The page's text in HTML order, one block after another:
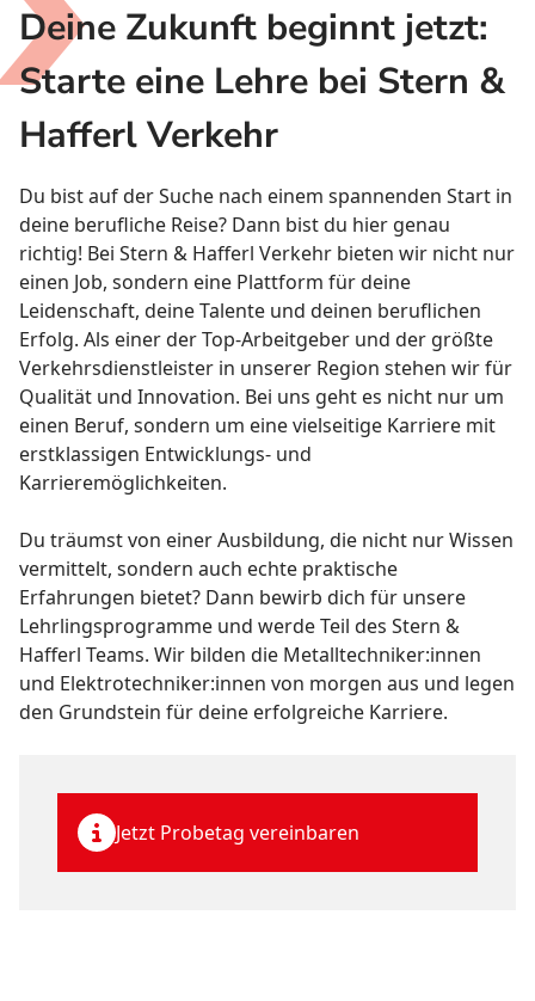
Deine Zukunft beginnt jetzt:
Starte eine Lehre bei Stern &
Hafferl Verkehr
Du bist auf der Suche nach einem spannenden Start in
deine berufliche Reise? Dann bist du hier genau
richtig! Bei Stern & Hafferl Verkehr bieten wir nicht nur
einen Job, sondern eine Plattform für deine
Leidenschaft, deine Talente und deinen beruflichen
Erfolg. Als einer der Top-Arbeitgeber und der größte
Verkehrsdienstleister in unserer Region stehen wir für
Qualität und Innovation. Bei uns geht es nicht nur um
einen Beruf, sondern um eine vielseitige Karriere mit
erstklassigen Entwicklungs- und
Karrieremöglichkeiten.
Du träumst von einer Ausbildung, die nicht nur Wissen
vermittelt, sondern auch echte praktische
Erfahrungen bietet? Dann bewirb dich für unsere
Lehrlingsprogramme und werde Teil des Stern &
Hafferl Teams. Wir bilden die Metalltechniker:innen
und Elektrotechniker:innen von morgen aus und legen
den Grundstein für deine erfolgreiche Karriere.
Jetzt Probetag vereinbaren